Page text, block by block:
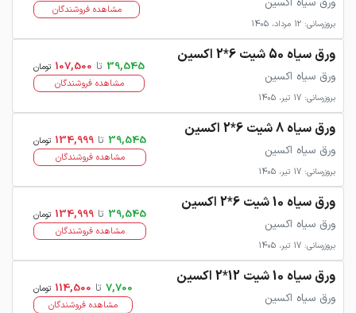
بروزرسانی: 12 مرداد، 1405
مشاهده فروشندگان
ورق سیاه 50 شیت 6*2 اکسین
ورق سیاه اکسین
بروزرسانی: 17 تیر، 1405
39,545 تا 107,500 تومان
مشاهده فروشندگان
ورق سیاه 8 شیت 6*2 اکسین
ورق سیاه اکسین
بروزرسانی: 17 تیر، 1405
39,545 تا 134,999 تومان
مشاهده فروشندگان
ورق سیاه 10 شیت 6*2 اکسین
ورق سیاه اکسین
بروزرسانی: 17 تیر، 1405
39,545 تا 134,999 تومان
مشاهده فروشندگان
ورق سیاه 10 شیت 12*2 اکسین
ورق سیاه اکسین
7,700 تا 114,500 تومان
مشاهده فروشندگان